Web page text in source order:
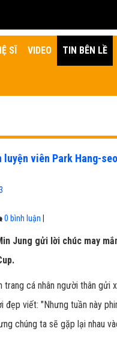
SĨ VIDEO TIN BÊN LỀ
luyện viên Park Hang-seo
0 bình luận
Jung gửi lời chúc may
trang cá nhân người thân gửi
đẹp viết: "Nhưng tuần này
chúng ta sẽ gặp lại nhau